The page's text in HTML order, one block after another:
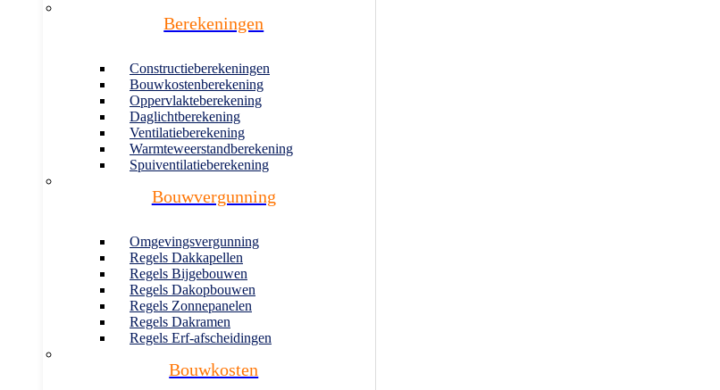
Berekeningen
Constructieberekeningen
Bouwkostenberekening
Oppervlakteberekening
Daglichtberekening
Ventilatieberekening
Warmteweerstandberekening
Spuiventilatieberekening
Bouwvergunning
Omgevingsvergunning
Regels Dakkapellen
Regels Bijgebouwen
Regels Dakopbouwen
Regels Zonnepanelen
Regels Dakramen
Regels Erf-afscheidingen
Bouwkosten